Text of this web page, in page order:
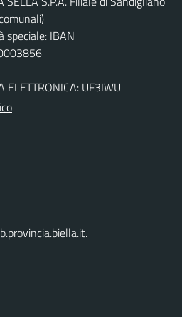
speciale: IBAN
ELETTRONICA: UF3IWU
.